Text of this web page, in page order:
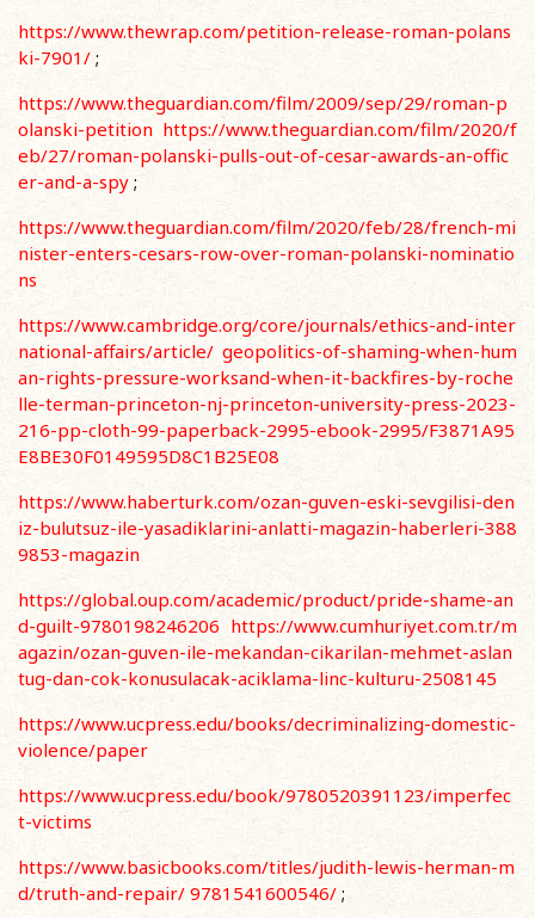
https://www.thewrap.com/petition-release-roman-polans
ki-7901/ ;
https://www.theguardian.com/film/2009/sep/29/roman-p
olanski-petition https://www.theguardian.com/film/2020/f
eb/27/roman-polanski-pulls-out-of-cesar-awards-an-offic
er-and-a-spy ;
https://www.theguardian.com/film/2020/feb/28/french-mi
nister-enters-cesars-row-over-roman-polanski-nominatio
ns
https://www.cambridge.org/core/journals/ethics-and-inter
national-affairs/article/ geopolitics-of-shaming-when-hum
an-rights-pressure-worksand-when-it-backfires-by-roche
lle-terman-princeton-nj-princeton-university-press-2023-
216-pp-cloth-99-paperback-2995-ebook-2995/F3871A95
E8BE30F0149595D8C1B25E08
https://www.haberturk.com/ozan-guven-eski-sevgilisi-den
iz-bulutsuz-ile-yasadiklarini-anlatti-magazin-haberleri-388
9853-magazin
https://global.oup.com/academic/product/pride-shame-an
d-guilt-9780198246206 https://www.cumhuriyet.com.tr/m
agazin/ozan-guven-ile-mekandan-cikarilan-mehmet-aslan
tug-dan-cok-konusulacak-aciklama-linc-kulturu-2508145
https://www.ucpress.edu/books/decriminalizing-domestic-
violence/paper
https://www.ucpress.edu/book/9780520391123/imperfec
t-victims
https://www.basicbooks.com/titles/judith-lewis-herman-m
d/truth-and-repair/ 9781541600546/ ;